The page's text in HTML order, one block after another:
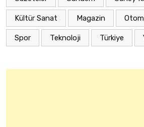
Kültür Sanat Magazin
Spor Teknoloji Türkiye